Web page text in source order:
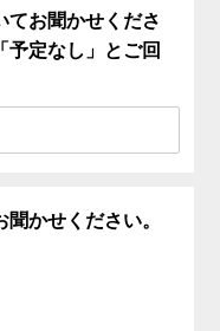
てお聞かせくださ
予定なし」とご回
かせください。